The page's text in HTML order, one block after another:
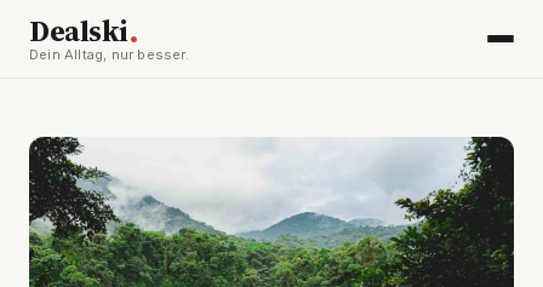
Dealski.
Dein Alltag, nur besser.